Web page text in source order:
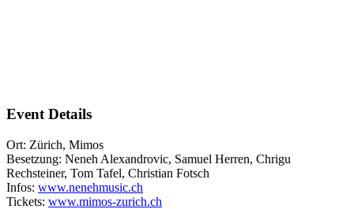
Event Details
Ort: Zürich, Mimos
Besetzung: Neneh Alexandrovic, Samuel Herren, Chrigu
Rechsteiner, Tom Tafel, Christian Fotsch
Infos: www.nenehmusic.ch
Tickets: www.mimos-zurich.ch